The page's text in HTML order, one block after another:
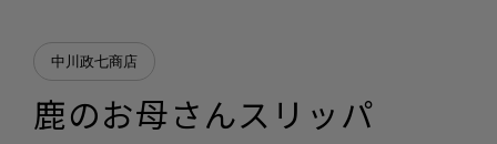
中川政七商店
鹿のお母さんスリッパ